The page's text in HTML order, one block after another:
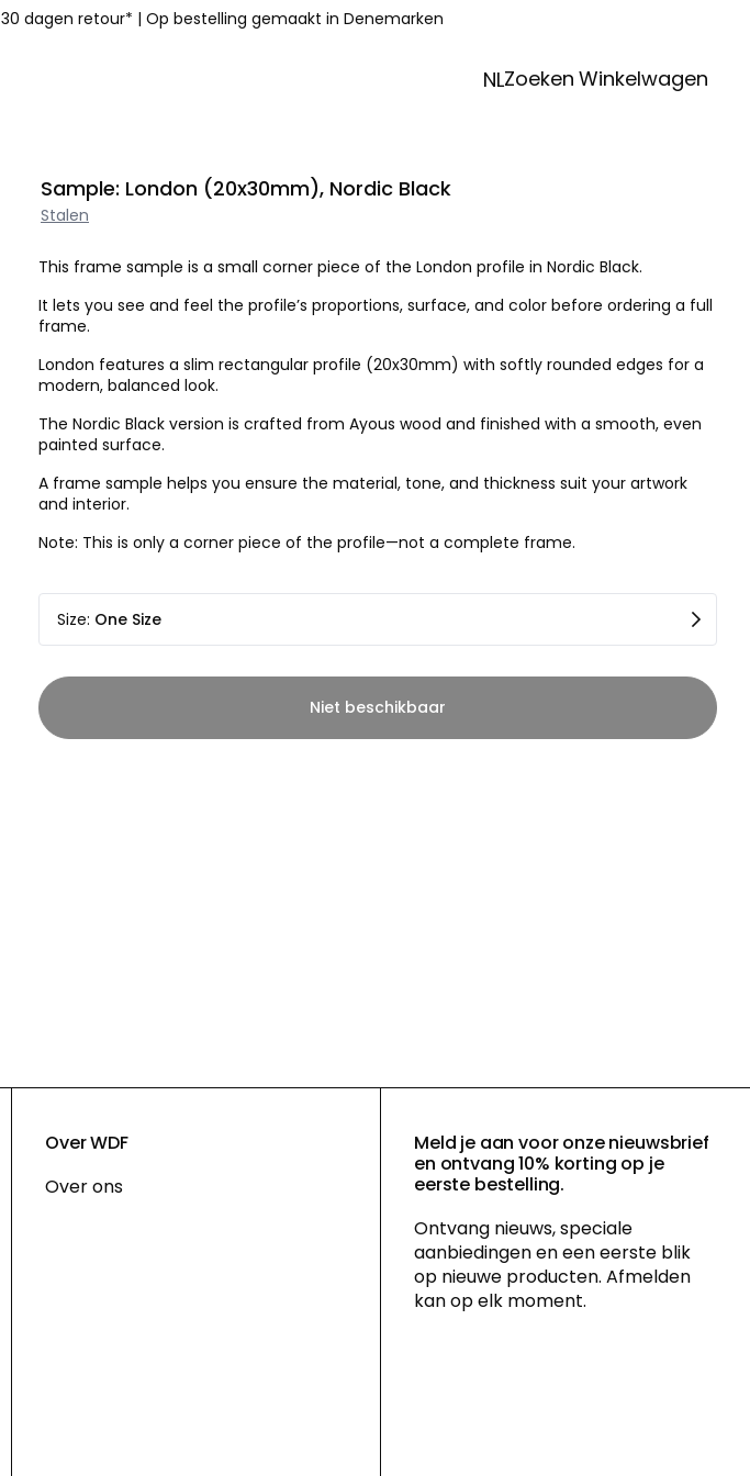
30 dagen retour* | Op bestelling gemaakt in Denemarken
NLZoeken Winkelwagen
Sample: London (20x30mm), Nordic Black
Stalen
This frame sample is a small corner piece of the London profile in Nordic Black.
It lets you see and feel the profile’s proportions, surface, and color before ordering a full
frame.
London features a slim rectangular profile (20x30mm) with softly rounded edges for a
modern, balanced look.
The Nordic Black version is crafted from Ayous wood and finished with a smooth, even
painted surface.
A frame sample helps you ensure the material, tone, and thickness suit your artwork
and interior.
Note: This is only a corner piece of the profile—not a complete frame.
Size: One Size
Niet beschikbaar
Over WDF
Over ons
Meld je aan voor onze nieuwsbrief
en ontvang 10% korting op je
eerste bestelling.
Ontvang nieuws, speciale
aanbiedingen en een eerste blik
op nieuwe producten. Afmelden
kan op elk moment.